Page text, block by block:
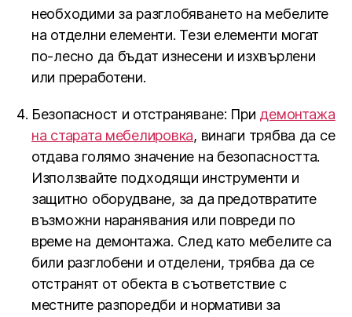
необходими за разглобяването на мебелите
на отделни елементи. Тези елементи могат
по-лесно да бъдат изнесени и изхвърлени
или преработени.
Безопасност и отстраняване: При демонтажа
на старата мебелировка, винаги трябва да се
отдава голямо значение на безопасността.
Използвайте подходящи инструменти и
защитно оборудване, за да предотвратите
възможни наранявания или повреди по
време на демонтажа. След като мебелите са
били разглобени и отделени, трябва да се
отстранят от обекта в съответствие с
местните разпоредби и нормативи за